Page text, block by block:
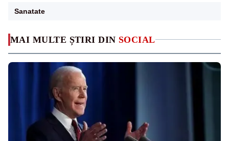
MAI MULTE ȘTIRI DIN SOCIAL
Sanatate